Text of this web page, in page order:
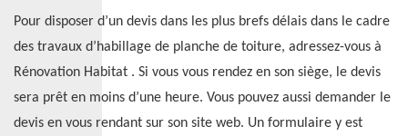
Pour disposer d’un devis dans les plus brefs délais dans le cadre
des travaux d’habillage de planche de toiture, adressez-vous à
Rénovation Habitat . Si vous vous rendez en son siège, le devis
sera prêt en moins d’une heure. Vous pouvez aussi demander le
devis en vous rendant sur son site web. Un formulaire y est